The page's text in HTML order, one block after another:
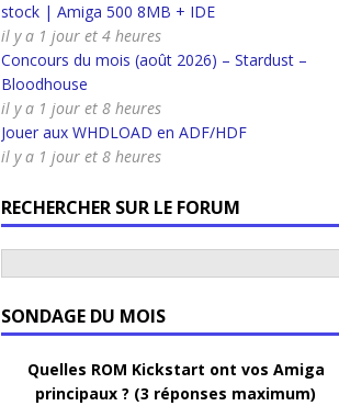
stock | Amiga 500 8MB + IDE
il y a 1 jour et 4 heures
Concours du mois (août 2026) – Stardust –
Bloodhouse
il y a 1 jour et 8 heures
Jouer aux WHDLOAD en ADF/HDF
il y a 1 jour et 8 heures
RECHERCHER SUR LE FORUM
SONDAGE DU MOIS
Quelles ROM Kickstart ont vos Amiga
principaux ? (3 réponses maximum)